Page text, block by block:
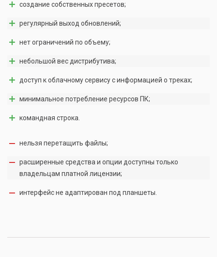
создание собственных пресетов;
регулярный выход обновлений;
нет ограничений по объему;
небольшой вес дистрибутива;
доступ к облачному сервису с информацией о треках;
минимальное потребление ресурсов ПК;
командная строка.
нельзя перетащить файлы;
расширенные средства и опции доступны только
владельцам платной лицензии;
интерфейс не адаптирован под планшеты.